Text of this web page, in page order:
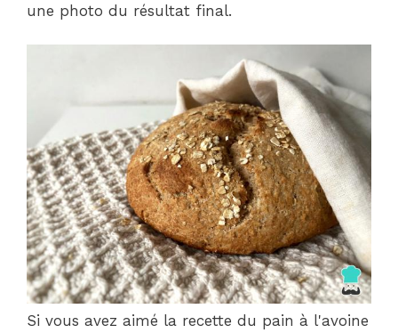
une photo du résultat final.
Si vous avez aimé la recette du pain à l'avoine